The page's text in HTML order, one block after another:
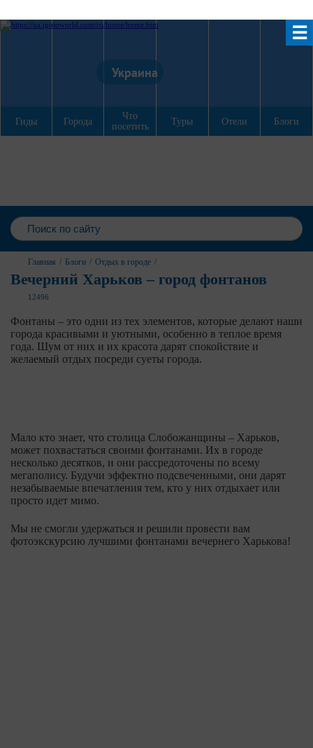
☰
Украина
Гиды Города
Что
посетить
Туры Отели Блоги
Главная / Блоги / Отдых в городе /
Вечерний Харьков – город фонтанов
12496
Фонтаны – это одни из тех элементов, которые делают наши
города красивыми и уютными, особенно в теплое время
года. Шум от них и их красота дарят спокойствие и
желаемый отдых посреди суеты города.
Мало кто знает, что столица Слобожанщины – Харьков,
может похвастаться своими фонтанами. Их в городе
несколько десятков, и они рассредоточены по всему
мегаполису. Будучи эффектно подсвеченными, они дарят
незабываемые впечатления тем, кто у них отдыхает или
просто идет мимо.
Мы не смогли удержаться и решили провести вам
фотоэкскурсию лучшими фонтанами вечернего Харькова!